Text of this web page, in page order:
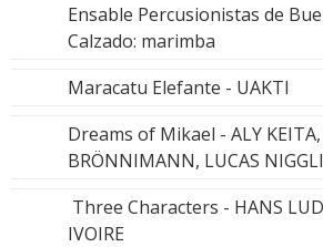
Ensable Percusionistas de
Calzado: marimba
Maracatu Elefante - UAKTI
Dreams of Mikael - ALY KEITA,
BRÖNNIMANN, LUCAS NIGGLI
Three Characters - HANS
IVOIRE